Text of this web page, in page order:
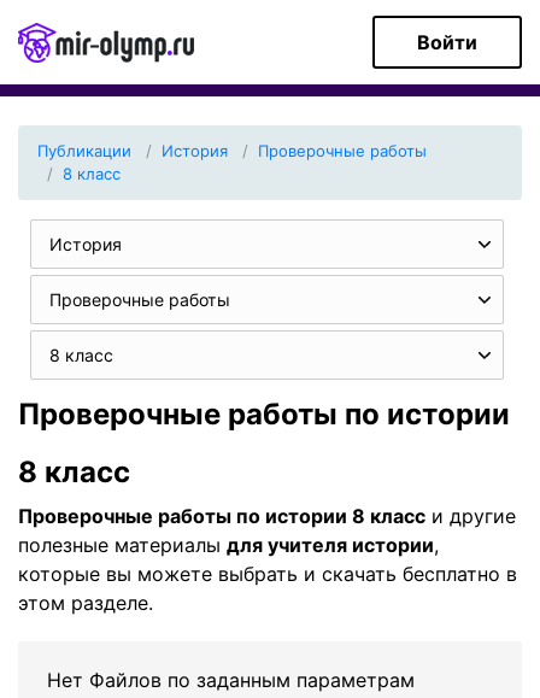
Войти
Публикации История
Проверочные работы
8 класс
История
Проверочные работы
8 класс
Проверочные работы по истории
8 класс
Проверочные работы по истории 8 класс и другие
полезные материалы для учителя истории,
которые вы можете выбрать и скачать бесплатно в
этом разделе.
Нет Файлов по заданным параметрам